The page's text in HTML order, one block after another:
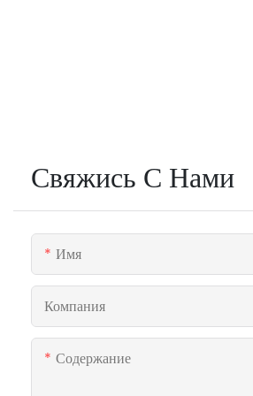
Свяжись С Нами
Имя
Компания
Содержание